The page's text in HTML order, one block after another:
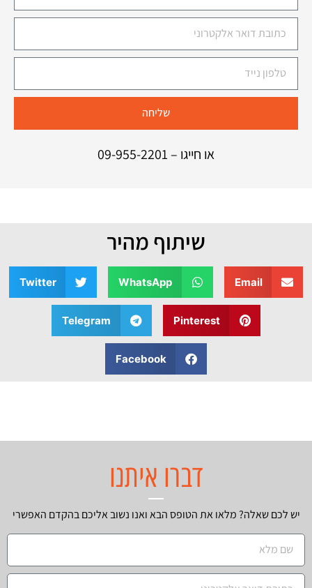
שליחה
או חייגו – 09-955-2201
שיתוף מהיר
Email
WhatsApp
Twitter
Pinterest
Telegram
Facebook
דברו איתנו
יש לכם שאלה? מלאו את הטופס הבא ואנו נשוב אליכם בהקדם האפשרי